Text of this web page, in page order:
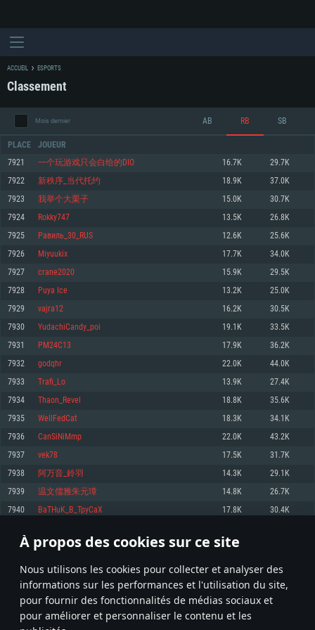
À propos des cookies sur ce site
Nous utilisons les cookies pour collecter et analyser des
informations sur les performances et l'utilisation du site,
pour fournir des fonctionnalités de médias sociaux et
pour améliorer et personnaliser le contenu et les
CONFIGURATION SYSTÈME REQUISE
Minimum
OS: Windows 10 (64 bit)
Processeur: Dual-Core 2.2 GHz
Mémoire: 4 GB
Carte graphique supportant DirectX 11: AMD Radeon 77XX / NVIDIA
GeForce GTX 660. La résolution minimale supportée par le jeu est de 720p
Connection: Connexion Internet à haut débit
Disque dur: 23.1 Go (client minimal)
Recommandée
1060 et plus, Radeon RX 570 et plus.
Disque dur: 75.9 Go (client complet)
Minimum
OS: Mac OS Big Sur 11.0 ou plus récent
Processeur: Core i5, minimum 2.2GHz (Les processeurs Intel Xeon ne sont
pas supportés)
Mémoire: 6 GB
Carte graphique: Intel Iris Pro 5200 (Mac), ou analogue AMD/Nvidia. La
résolution minimale supportée par le jeu est de 720p.
Connection: Connexion Internet à haut débit
Disque dur: 62,2 Go (client minimal)
Recommandée
OS: Mac OS Big Sur 11.0 ou plus récent
Processeur: Core i7 (Les processeurs Intel Xeon ne sont pas supportés)
Mémoire: 8 GB
Carte graphique: Radeon Vega II ou plus avec support de Metal
Disque dur: 62,2 Go (client complet)
Minimum
OS: Les configurations Linux 64 bits les plus modernes
Processeur: Dual-Core 2.4 GHz
Mémoire: 4 GB
Carte graphique: NVIDIA 660 avec les derniers drivers (moins de 6 mois) /
de même pour AMD (La résolution minimale supportée par le jeu est de
720p)
Connection: Connexion Internet à haut débit
Disque dur: 62,2 Go (client minimal)
Recommandée
OS: Ubuntu 20.04 64bit
Processeur: Intel Core i7
Mémoire: 8 GB
Carte graphique: NVIDIA 1060 avec les derniers drivers (moins de 6 mois) /
6 mois et supportant Vulkan
Connection: Connexion Internet à haut débit
Disque dur: 60,2 Go (client complet)
ACCUEIL ESPORTS
Classement
Mois dernier AB RB SB
PLACE JOUEUR
7921 一个玩游戏只会白给的DIO 16.7K 29.7K
7922 新秩序_当代托约 18.9K 37.0K
7923 我举个大栗子 15.0K 30.7K
7924 Rokky747 13.5K 26.8K
7925 Равиль_30_RUS 12.6K 25.6K
7926 Miyuukix 17.7K 34.0K
7927 crane2020 15.9K 29.5K
7928 Puya Ice 13.2K 25.0K
7929 vajra12 16.2K 30.5K
7930 YudachiCandy_poi 19.1K 33.5K
7931 PM24C13 17.9K 36.2K
7932 godqhr 22.0K 44.0K
7933 Trafi_Lo 13.9K 27.4K
7934 Thaon_Revel 18.8K 35.6K
7935 WellFedCat 18.3K 34.1K
7936 CanSiNiMmp 22.0K 43.2K
7937 vek78 17.5K 31.7K
7938 阿万音_鈴羽 14.3K 29.1K
7939 温文儒雅朱元璋 14.8K 26.7K
7940 BaTHuK_B_TpyCaX 17.8K 30.4K
* Classement mis à jour quotidiennement
396 397 398 497